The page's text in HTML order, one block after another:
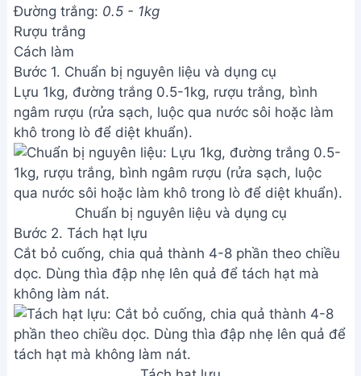
Đường trắng: 0.5 - 1kg
Rượu trắng
Cách làm
Bước 1. Chuẩn bị nguyên liệu và dụng cụ
Lựu 1kg, đường trắng 0.5-1kg, rượu trắng, bình
ngâm rượu (rửa sạch, luộc qua nước sôi hoặc làm
khô trong lò để diệt khuẩn).
Chuẩn bị nguyên liệu và dụng cụ
Bước 2. Tách hạt lựu
Cắt bỏ cuống, chia quả thành 4-8 phần theo chiều
dọc. Dùng thìa đập nhẹ lên quả để tách hạt mà
không làm nát.